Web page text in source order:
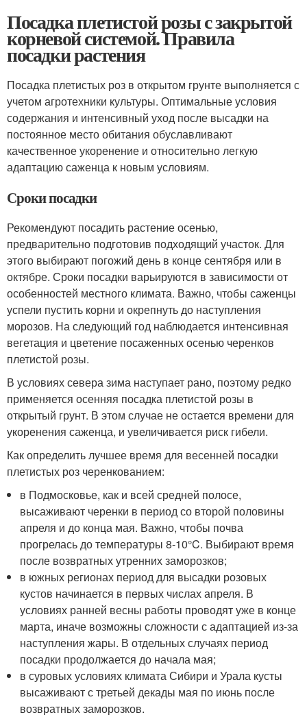
Посадка плетистой розы с закрытой
корневой системой. Правила
посадки растения
Посадка плетистых роз в открытом грунте выполняется с
учетом агротехники культуры. Оптимальные условия
содержания и интенсивный уход после высадки на
постоянное место обитания обуславливают
качественное укоренение и относительно легкую
адаптацию саженца к новым условиям.
Сроки посадки
Рекомендуют посадить растение осенью,
предварительно подготовив подходящий участок. Для
этого выбирают погожий день в конце сентября или в
октябре. Сроки посадки варьируются в зависимости от
особенностей местного климата. Важно, чтобы саженцы
успели пустить корни и окрепнуть до наступления
морозов. На следующий год наблюдается интенсивная
вегетация и цветение посаженных осенью черенков
плетистой розы.
В условиях севера зима наступает рано, поэтому редко
применяется осенняя посадка плетистой розы в
открытый грунт. В этом случае не остается времени для
укоренения саженца, и увеличивается риск гибели.
Как определить лучшее время для весенней посадки
плетистых роз черенкованием:
в Подмосковье, как и всей средней полосе,
высаживают черенки в период со второй половины
апреля и до конца мая. Важно, чтобы почва
прогрелась до температуры 8-10°C. Выбирают время
после возвратных утренних заморозков;
в южных регионах период для высадки розовых
кустов начинается в первых числах апреля. В
условиях ранней весны работы проводят уже в конце
марта, иначе возможны сложности с адаптацией из-за
наступления жары. В отдельных случаях период
посадки продолжается до начала мая;
в суровых условиях климата Сибири и Урала кусты
высаживают с третьей декады мая по июнь после
возвратных заморозков.